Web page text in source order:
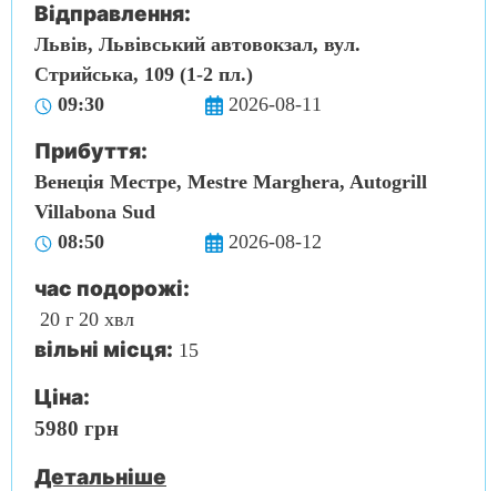
Відправлення:
Львів, Львівський автовокзал, вул.
Стрийська, 109 (1-2 пл.)
09:30
2026-08-11
Прибуття:
Венеція Местре, Mestre Marghera, Autogrill
Villabona Sud
08:50
2026-08-12
час подорожі:
20 г 20 хвл
вільні місця: 15
Ціна:
5980 грн
Детальніше